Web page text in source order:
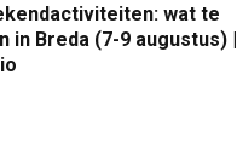
wat te
in Breda (7-9 augustus) |